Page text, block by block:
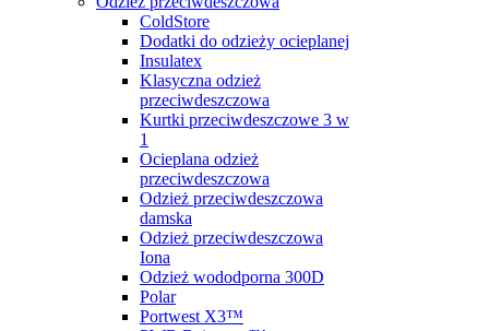
ColdStore
Dodatki do odzieży ocieplanej
Insulatex
Klasyczna odzież
przeciwdeszczowa
Kurtki przeciwdeszczowe 3 w
1
Ocieplana odzież
przeciwdeszczowa
Odzież przeciwdeszczowa
damska
Odzież przeciwdeszczowa
Iona
Odzież wododporna 300D
Polar
Portwest X3™